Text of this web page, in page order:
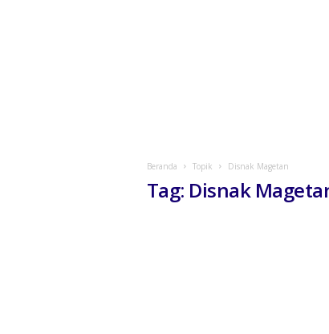
Beranda Topik Disnak Magetan
Tag: Disnak